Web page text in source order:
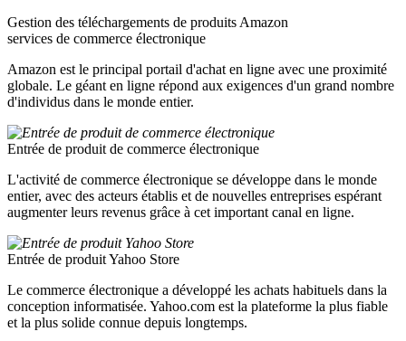
Gestion des téléchargements de produits Amazon
services de commerce électronique
Amazon est le principal portail d'achat en ligne avec une proximité
globale. Le géant en ligne répond aux exigences d'un grand nombre
d'individus dans le monde entier.
Entrée de produit de commerce électronique
L'activité de commerce électronique se développe dans le monde
entier, avec des acteurs établis et de nouvelles entreprises espérant
augmenter leurs revenus grâce à cet important canal en ligne.
Entrée de produit Yahoo Store
Le commerce électronique a développé les achats habituels dans la
conception informatisée. Yahoo.com est la plateforme la plus fiable
et la plus solide connue depuis longtemps.